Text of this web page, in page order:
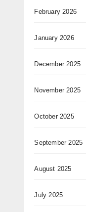
February 2026
January 2026
December 2025
November 2025
October 2025
September 2025
August 2025
July 2025